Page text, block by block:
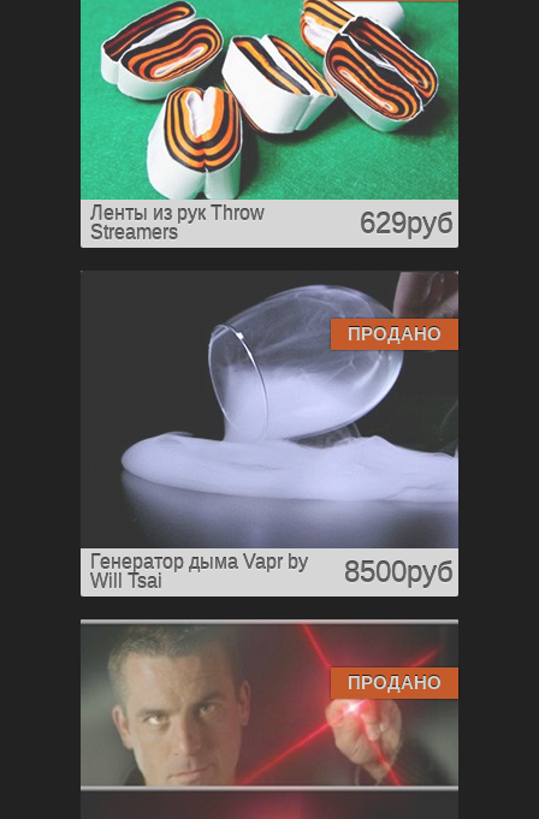
Ленты из рук Throw
Streamers
629руб
ПРОДАНО
Генератор дыма Vapr by
Will Tsai
8500руб
ПРОДАНО